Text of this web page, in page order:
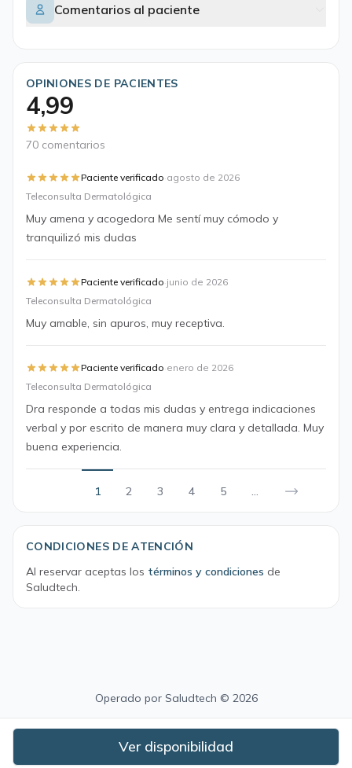
Comentarios al paciente
OPINIONES DE PACIENTES
4,99
70 comentarios
Paciente verificado·agosto de 2026
Teleconsulta Dermatológica
Muy amena y acogedora Me sentí muy cómodo y
tranquilizó mis dudas
Paciente verificado·junio de 2026
Teleconsulta Dermatológica
Muy amable, sin apuros, muy receptiva.
Paciente verificado·enero de 2026
Teleconsulta Dermatológica
Dra responde a todas mis dudas y entrega indicaciones
verbal y por escrito de manera muy clara y detallada. Muy
buena experiencia.
1 2 3 4 5 ...
CONDICIONES DE ATENCIÓN
Al reservar aceptas los términos y condiciones de
Saludtech.
Ver disponibilidad
Operado por Saludtech © 2026